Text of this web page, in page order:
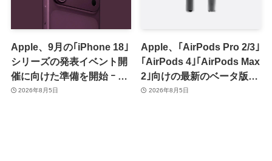
Apple、9月の｢iPhone 18｣
シリーズの発表イベント開
催に向けた準備を開始 ｰ 9
月8日か9月9日に開催見込
2026年8月5日
Apple、｢AirPods Pro 2/3｣
｢AirPods 4｣｢AirPods Max
2｣向けの最新のベータ版フ
ァームウェア｢9A5336b｣を
2026年8月5日